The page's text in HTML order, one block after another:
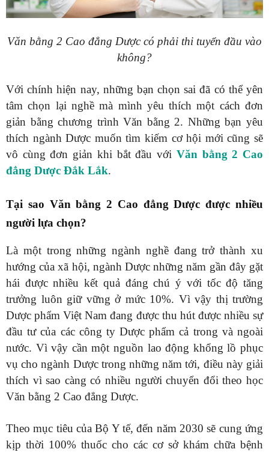
Văn bằng 2 Cao đẳng Dược có phải thi tuyển đầu vào
không?
Với chính hiện nay, những bạn chọn sai đã có thể yên
tâm chọn lại nghề mà mình yêu thích một cách đơn
giản bằng chương trình Văn bằng 2. Những bạn yêu
thích ngành Dược muốn tìm kiếm cơ hội mới cũng sẽ
vô cùng đơn giản khi bắt đầu với Văn bằng 2 Cao
đẳng Dược Đắk Lắk.
Tại sao Văn bằng 2 Cao đẳng Dược được nhiều
người lựa chọn?
Là một trong những ngành nghề đang trở thành xu
hướng của xã hội, ngành Dược những năm gần đây gặt
hái được nhiều kết quả đáng chú ý với tốc độ tăng
trưởng luôn giữ vững ở mức 10%. Vì vậy thị trường
Dược phẩm Việt Nam đang được thu hút được nhiều sự
đầu tư của các công ty Dược phẩm cả trong và ngoài
nước. Vì vậy cần một nguồn lao động khổng lồ phục
vụ cho ngành Dược trong những năm tới, điều này giải
thích vì sao càng có nhiều người chuyển đổi theo học
Văn bằng 2 Cao đẳng Dược.
Theo mục tiêu của Bộ Y tế, đến năm 2030 sẽ cung ứng
kịp thời 100% thuốc cho các cơ sở khám chữa bệnh